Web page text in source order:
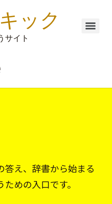
ック
サイト
え、辞書から始まる
めの入口です。